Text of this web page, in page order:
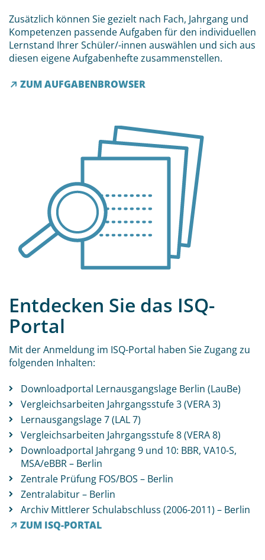
Zusätzlich können Sie gezielt nach Fach, Jahrgang und
Kompetenzen passende Aufgaben für den individuellen
Lernstand Ihrer Schüler/-innen auswählen und sich aus
diesen eigene Aufgabenhefte zusammenstellen.
ZUM AUFGABENBROWSER
Entdecken Sie das ISQ-
Portal
Mit der Anmeldung im ISQ-Portal haben Sie Zugang zu
folgenden Inhalten:
Downloadportal Lernausgangslage Berlin (LauBe)
Vergleichsarbeiten Jahrgangsstufe 3 (VERA 3)
Lernausgangslage 7 (LAL 7)
Vergleichsarbeiten Jahrgangsstufe 8 (VERA 8)
Downloadportal Jahrgang 9 und 10: BBR, VA10-S,
MSA/eBBR – Berlin
Zentrale Prüfung FOS/BOS – Berlin
Zentralabitur – Berlin
Archiv Mittlerer Schulabschluss (2006-2011) – Berlin
ZUM ISQ-PORTAL